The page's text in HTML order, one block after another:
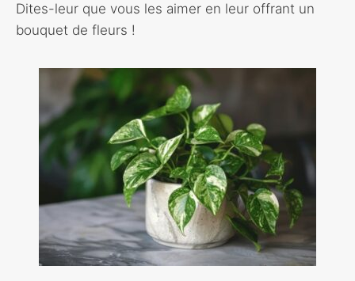
Dites-leur que vous les aimer en leur offrant un
bouquet de fleurs !